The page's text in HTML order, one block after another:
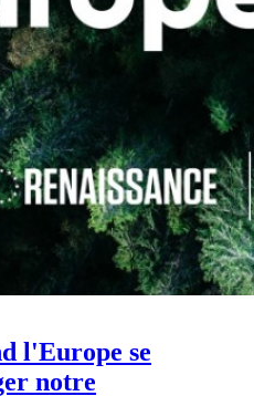
l'Europe se
notre